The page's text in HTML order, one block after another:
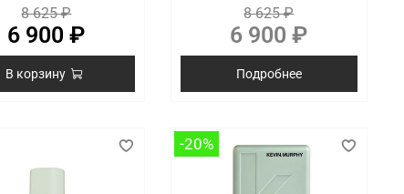
8 625 ₽
6 900 ₽
В корзину
8 625 ₽
6 900 ₽
Подробнее
-20%